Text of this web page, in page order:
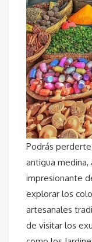
Podrás
antigua
impresionante
explorar los
artesanales
de visitar los